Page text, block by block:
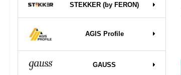
STEKKER (by FERON)
AGIS Profile
GAUSS